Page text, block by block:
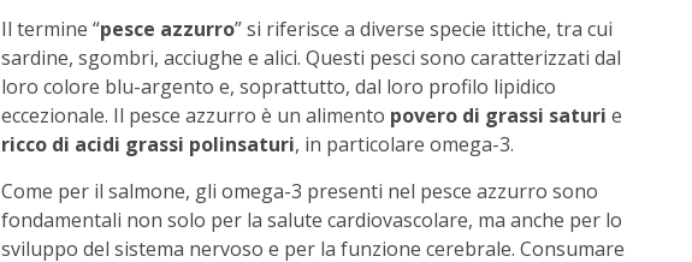
Il termine “pesce azzurro” si riferisce a diverse specie ittiche, tra cui
sardine, sgombri, acciughe e alici. Questi pesci sono caratterizzati dal
loro colore blu-argento e, soprattutto, dal loro profilo lipidico
eccezionale. Il pesce azzurro è un alimento povero di grassi saturi e
ricco di acidi grassi polinsaturi, in particolare omega-3.
Come per il salmone, gli omega-3 presenti nel pesce azzurro sono
fondamentali non solo per la salute cardiovascolare, ma anche per lo
sviluppo del sistema nervoso e per la funzione cerebrale. Consumare